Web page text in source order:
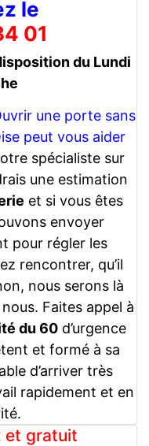
le
01
du Lundi
une porte sans
peut vous aider
spécialiste sur
une estimation
et si vous êtes
envoyer
pour régler les
rencontrer, qu’il
nous serons là
Faites appel à
du 60d’urgence
et formé à sa
d’arriver très
rapidement et en
et gratuit